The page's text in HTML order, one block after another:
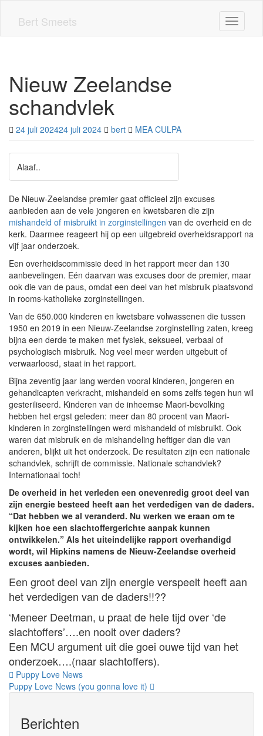
Bert Smeets Toggle
Nieuw Zeelandse
schandvlek
24 juli 202424 juli 2024 bert MEA CULPA
Alaaf..
De Nieuw-Zeelandse premier gaat officieel zijn excuses
aanbieden aan de vele jongeren en kwetsbaren die zijn
mishandeld of misbruikt in zorginstellingen van de overheid en de
kerk. Daarmee reageert hij op een uitgebreid overheidsrapport na
vijf jaar onderzoek.
Een overheidscommissie deed in het rapport meer dan 130
aanbevelingen. Eén daarvan was excuses door de premier, maar
ook die van de paus, omdat een deel van het misbruik plaatsvond
in rooms-katholieke zorginstellingen.
Van de 650.000 kinderen en kwetsbare volwassenen die tussen
1950 en 2019 in een Nieuw-Zeelandse zorginstelling zaten, kreeg
bijna een derde te maken met fysiek, seksueel, verbaal of
psychologisch misbruik. Nog veel meer werden uitgebuit of
verwaarloosd, staat in het rapport.
Bijna zeventig jaar lang werden vooral kinderen, jongeren en
gehandicapten verkracht, mishandeld en soms zelfs tegen hun wil
gesteriliseerd. Kinderen van de inheemse Maori-bevolking
hebben het ergst geleden: meer dan 80 procent van Maori-
kinderen in zorginstellingen werd mishandeld of misbruikt. Ook
waren dat misbruik en de mishandeling heftiger dan die van
anderen, blijkt uit het onderzoek. De resultaten zijn een nationale
schandvlek, schrijft de commissie. Nationale schandvlek?
Internationaal toch!
De overheid in het verleden een onevenredig groot deel van
zijn energie besteed heeft aan het verdedigen van de daders.
“Dat hebben we al veranderd. Nu werken we eraan om te
kijken hoe een slachtoffergerichte aanpak kunnen
ontwikkelen.” Als het uiteindelijke rapport overhandigd
wordt, wil Hipkins namens de Nieuw-Zeelandse overheid
excuses aanbieden.
Een groot deel van zijn energie verspeelt heeft aan
het verdedigen van de daders!!??
‘Meneer Deetman, u praat de hele tijd over ‘de
slachtoffers’….en nooit over daders?
Een MCU argument uit die goei ouwe tijd van het
onderzoek….(naar slachtoffers).
Bericht
navigatie
Puppy Love News
Puppy Love News (you gonna love it)
Berichten